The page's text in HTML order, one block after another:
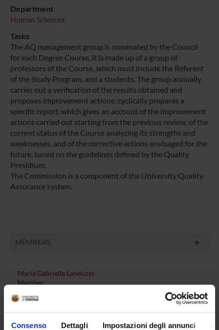
Consenso Dettagli Impostazioni degli annunci
Department
Human Sciences
Tasks
The AQ management group is nominated by the Council
for each Degree Course, it is made up of a group of
professors of the Course, which must include the Referent
of the Study Program, and a students. The group annually
carries out a verification of the results obtained and
proposes improvement actions; cyclically prepares a
specific report, which gives an account of the improvement
actions carried out starting from the previous review, of the
current status of the Course analyzing its strengths and
weaknesses, and of the corrective actions envisaged for the
future, based on the guidelines defined by the Quality
Presidium.
The Commission is a component of the University Quality
Assurance system.
MEMBERS
Maria Gabriella Landuzzi
Member
Rosanna Cima
Federica De Cordova